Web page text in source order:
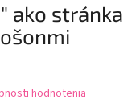
ako stránka
hodnotenia